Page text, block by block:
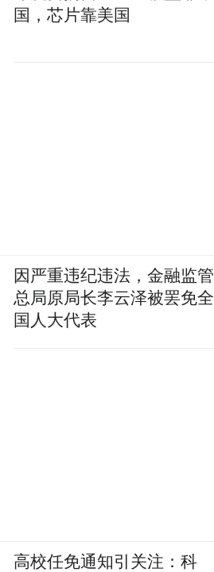
国，芯片靠美国
因严重违纪违法，金融监管
总局原局长李云泽被罢免全
国人大代表
高校任免通知引关注：科